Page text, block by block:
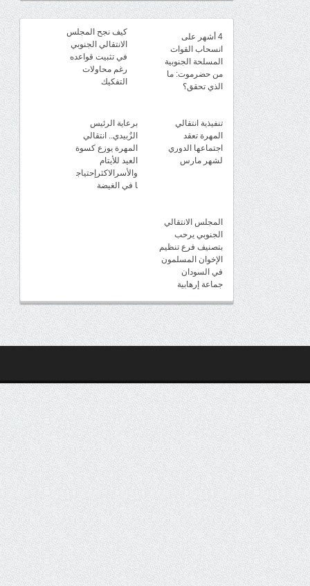
4 أشهر على
انسحاب القوات
المسلحة الجنوبية
من حضرموت: ما
الذي تحقق؟
كيف نجح المجلس
الانتقالي الجنوبي
في تثبيت قواعده
رغم محاولات
التفكيك
تنفيذية انتقالي
المهرة تعقد
اجتماعها الدوري
لشهر مارس
برعاية الرئيس
الزُبيدي.. انتقالي
المهرة يوزع كسوة
العيد للأيتام
والأسرالاكثرإحتياج
ا في الغيضة
المجلس الانتقالي
الجنوبي يرحب
بتصنيف فرع تنظيم
الإخوان المسلمون
في السودان
جماعة إرهابية